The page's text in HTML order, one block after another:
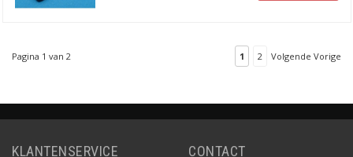
Pagina 1 van 2 1 2 Volgende Vorige
KLANTENSERVICE CONTACT